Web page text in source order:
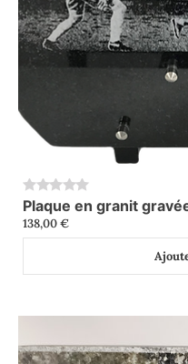
0
Plaque en granit
138,00€